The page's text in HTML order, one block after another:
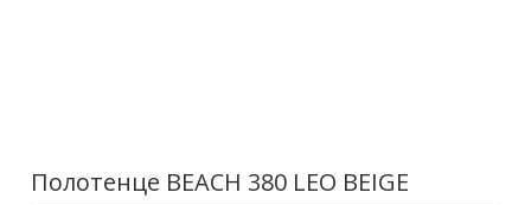
Полотенце BEACH 380 LEO BEIGE